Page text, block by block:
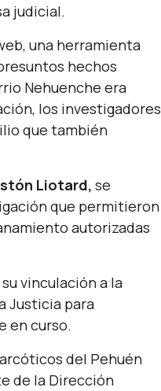
judicial.
una herramienta
hechos
Nehuenche era
los investigadores
que también
Liotard, se
que permitieron
autorizadas
vinculación a la
Justicia para
en curso.
del Pehuén
de la Dirección